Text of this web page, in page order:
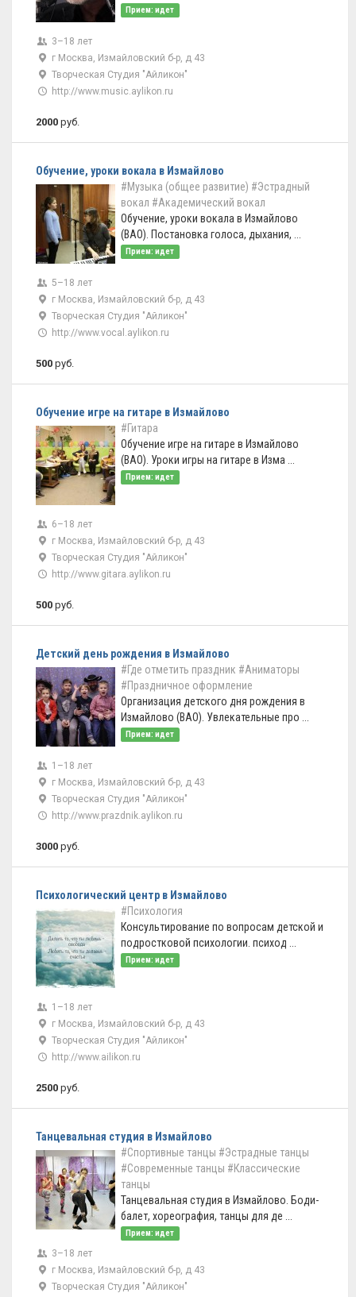
Прием: идет
3–18 лет
г Москва, Измайловский б-р, д 43
Творческая Студия "Айликон"
http://www.music.aylikon.ru
2000 руб.
Обучение, уроки вокала в Измайлово
#Музыка (общее развитие) #Эстрадный
вокал #Академический вокал
Обучение, уроки вокала в Измайлово
(ВАО). Постановка голоса, дыхания, ...
Прием: идет
5–18 лет
г Москва, Измайловский б-р, д 43
Творческая Студия "Айликон"
http://www.vocal.aylikon.ru
500 руб.
Обучение игре на гитаре в Измайлово
#Гитара
Обучение игре на гитаре в Измайлово
(ВАО). Уроки игры на гитаре в Изма ...
Прием: идет
6–18 лет
г Москва, Измайловский б-р, д 43
Творческая Студия "Айликон"
http://www.gitara.aylikon.ru
500 руб.
Детский день рождения в Измайлово
#Где отметить праздник #Аниматоры
#Праздничное оформление
Организация детского дня рождения в
Измайлово (ВАО). Увлекательные про ...
Прием: идет
1–18 лет
г Москва, Измайловский б-р, д 43
Творческая Студия "Айликон"
http://www.prazdnik.aylikon.ru
3000 руб.
Психологический центр в Измайлово
#Психология
Консультирование по вопросам детской и
подростковой психологии. психод ...
Прием: идет
1–18 лет
г Москва, Измайловский б-р, д 43
Творческая Студия "Айликон"
http://www.ailikon.ru
2500 руб.
Танцевальная студия в Измайлово
#Спортивные танцы #Эстрадные танцы
#Современные танцы #Классические
танцы
Танцевальная студия в Измайлово. Боди-
балет, хореография, танцы для де ...
Прием: идет
3–18 лет
г Москва, Измайловский б-р, д 43
Творческая Студия "Айликон"